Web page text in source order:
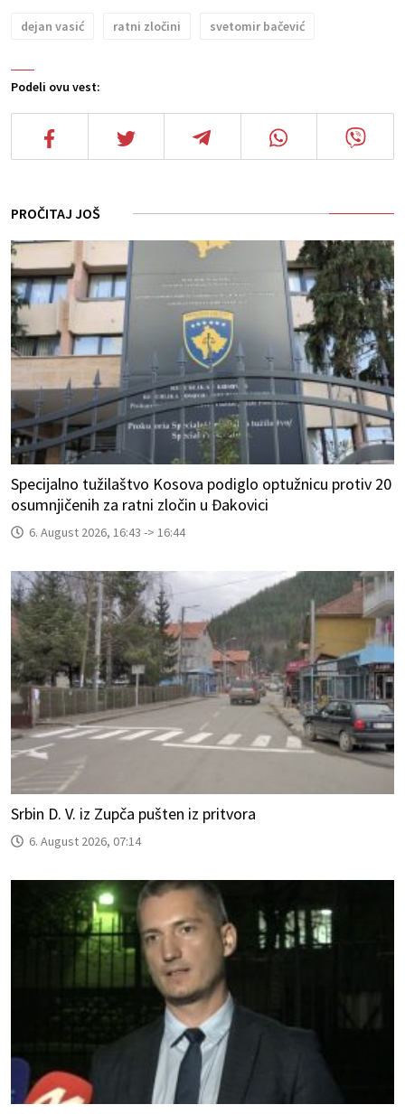
Podeli ovu vest:
dejan vasić ratni zločini svetomir bačević
PROČITAJ JOŠ
Specijalno tužilaštvo Kosova podiglo optužnicu protiv 20
osumnjičenih za ratni zločin u Đakovici
6. August 2026, 16:43 -> 16:44
Srbin D. V. iz Zupča pušten iz pritvora
6. August 2026, 07:14